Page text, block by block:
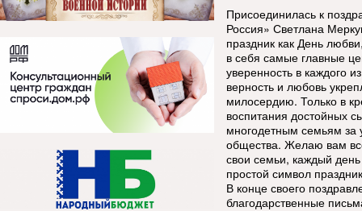
Присоединилась к
Россия» Светлана
праздник как День
в себя самые главные
уверенность в каждого
верность и любовь
милосердию. Только в
воспитания достойных
многодетным семьям за
общества. Желаю вам
свои семьи, каждый
простой символ
В конце своего
благодарственные